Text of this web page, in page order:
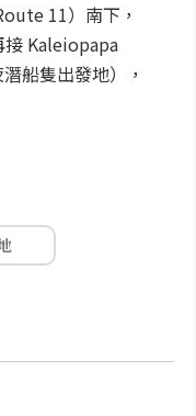
11）南下，
接 Kaleiopapa
船隻出發地），